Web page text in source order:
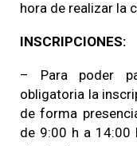
hora de realizar la
INSCRIPCIONES:
– Para poder
obligatoria la
de forma
de 9:00 h a 14:00